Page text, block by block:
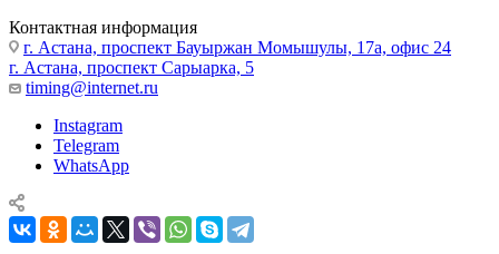
Контактная информация
г. Астана, проспект Бауыржан Момышулы, 17а, офис 24
г. Астана, проспект Сарыарка, 5
timing@internet.ru
Instagram
Telegram
WhatsApp